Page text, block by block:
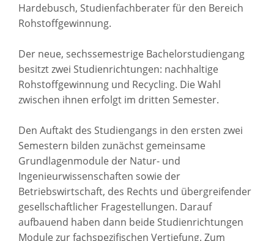
Hardebusch, Studienfachberater für den Bereich
Rohstoffgewinnung.
Der neue, sechssemestrige Bachelorstudiengang
besitzt zwei Studienrichtungen: nachhaltige
Rohstoffgewinnung und Recycling. Die Wahl
zwischen ihnen erfolgt im dritten Semester.
Den Auftakt des Studiengangs in den ersten zwei
Semestern bilden zunächst gemeinsame
Grundlagenmodule der Natur- und
Ingenieurwissenschaften sowie der
Betriebswirtschaft, des Rechts und übergreifender
gesellschaftlicher Fragestellungen. Darauf
aufbauend haben dann beide Studienrichtungen
Module zur fachspezifischen Vertiefung. Zum